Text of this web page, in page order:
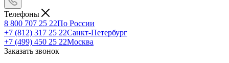
Телефоны
8 800 707 25 22По России
+7 (812) 317 25 22Санкт-Петербург
+7 (499) 450 25 22Москва
Заказать звонок